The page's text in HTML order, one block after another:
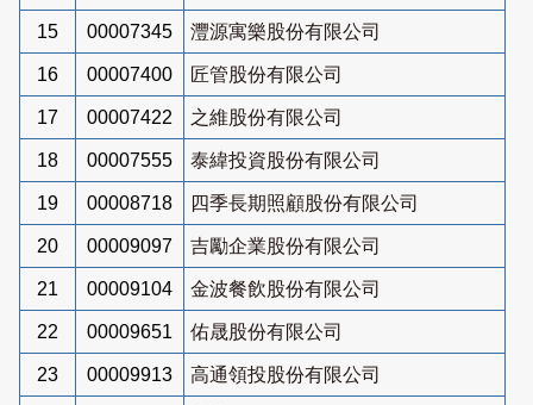
15 00007345 灃源寓樂股份有限公司
16 00007400 匠管股份有限公司
17 00007422 之維股份有限公司
18 00007555 泰緯投資股份有限公司
19 00008718 四季長期照顧股份有限公司
20 00009097 吉勵企業股份有限公司
21 00009104 金波餐飲股份有限公司
22 00009651 佑晟股份有限公司
23 00009913 高通領投股份有限公司